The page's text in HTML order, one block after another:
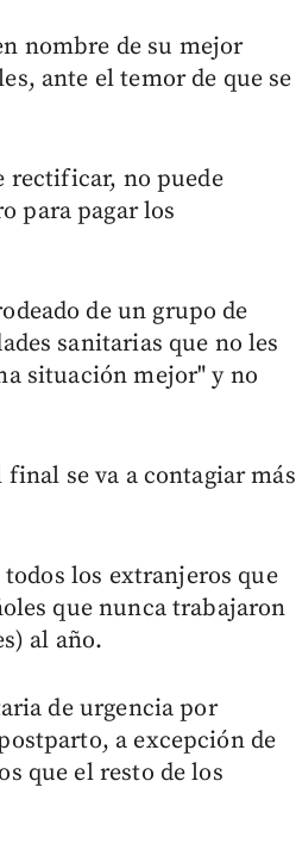
nombre de su mejor
ante el temor de que se
rectificar, no puede
para pagar los
de un grupo de
sanitarias que no les
situación mejor" y no
se va a contagiar más
los extranjeros que
que nunca trabajaron
al año.
de urgencia por
a excepción de
que el resto de los